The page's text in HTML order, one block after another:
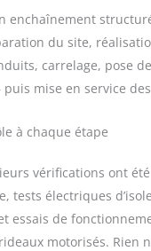
enchaînement
du site,
carrelage, pose
mise en service
à chaque étape
vérifications ont
tests électriques
essais de
motorisés. Rien